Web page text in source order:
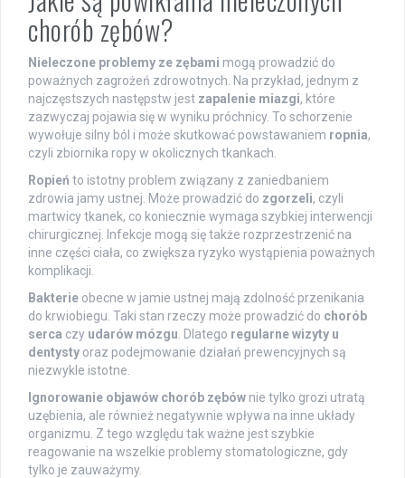
chorób zębów?
Nieleczone problemy ze zębami mogą prowadzić do
poważnych zagrożeń zdrowotnych. Na przykład, jednym z
najczęstszych następstw jest zapalenie miazgi, które
zazwyczaj pojawia się w wyniku próchnicy. To schorzenie
wywołuje silny ból i może skutkować powstawaniem ropnia,
czyli zbiornika ropy w okolicznych tkankach.
Ropień to istotny problem związany z zaniedbaniem
zdrowia jamy ustnej. Może prowadzić do zgorzeli, czyli
martwicy tkanek, co koniecznie wymaga szybkiej interwencji
chirurgicznej. Infekcje mogą się także rozprzestrzenić na
inne części ciała, co zwiększa ryzyko wystąpienia poważnych
komplikacji.
Bakterie obecne w jamie ustnej mają zdolność przenikania
do krwiobiegu. Taki stan rzeczy może prowadzić do chorób
serca czy udarów mózgu . Dlatego regularne wizyty u
dentysty oraz podejmowanie działań prewencyjnych są
niezwykle istotne.
Ignorowanie objawów chorób zębów nie tylko grozi utratą
uzębienia, ale również negatywnie wpływa na inne układy
organizmu. Z tego względu tak ważne jest szybkie
reagowanie na wszelkie problemy stomatologiczne, gdy
tylko je zauważymy.